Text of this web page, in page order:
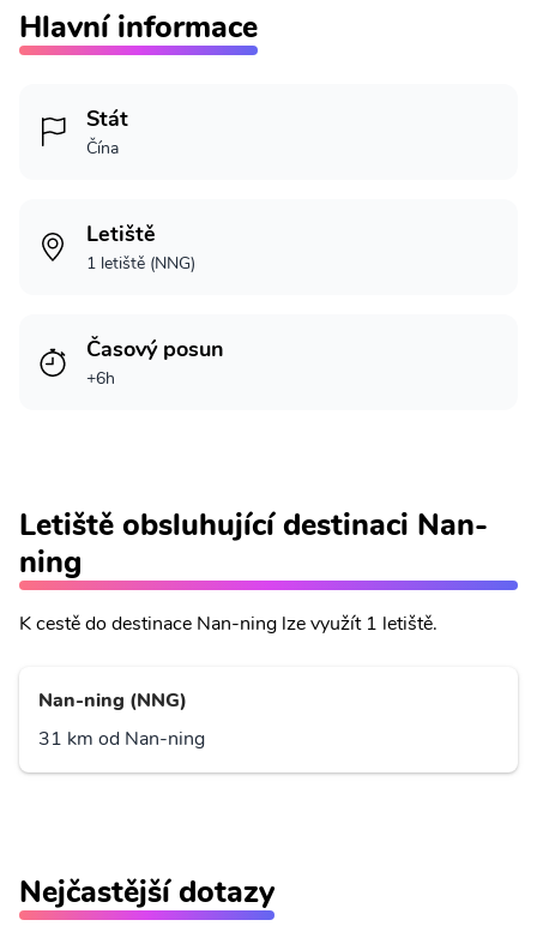
Hlavní informace
Stát
Čína
Letiště
1 letiště (NNG)
Časový posun
+6h
Letiště obsluhující destinaci Nan-
ning
K cestě do destinace Nan-ning lze využít 1 letiště.
Nan-ning (NNG)
31 km od Nan-ning
Nejčastější dotazy